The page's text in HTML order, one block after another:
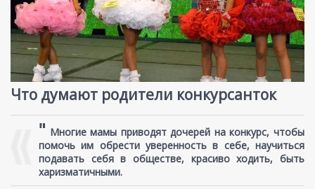
Что думают родители конкурсанток
" Многие мамы приводят дочерей на конкурс, чтобы
помочь им обрести уверенность в себе, научиться
подавать себя в обществе, красиво ходить, быть
харизматичными.